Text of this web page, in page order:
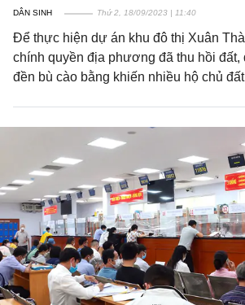
DÂN SINH Thứ 2, 18/09/2023 | 11:40
Để thực hiện dự án khu đô thị Xuân
chính quyền địa phương đã thu hồi
đền bù cào bằng khiến nhiều hộ chủ